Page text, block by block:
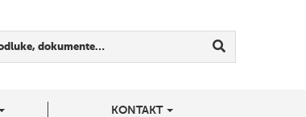
dokumente…
KONTAKT